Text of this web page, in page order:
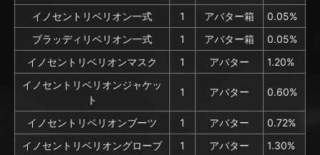
イノセントリベリオン一式
1 アバター箱
0.05%
ブラッディリベリオン一式
1 アバター箱
0.05%
イノセントリベリオンマスク
1 アバター
1.20%
イノセントリベリオンジャケッ
ト
1 アバター 0.60%
イノセントリベリオンブーツ 1 アバター
0.72%
イノセントリベリオングローブ
1 アバター
1.30%